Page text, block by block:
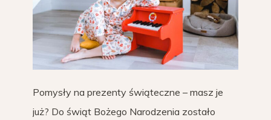
Pomysły na prezenty świąteczne – masz je
już? Do świąt Bożego Narodzenia zostało